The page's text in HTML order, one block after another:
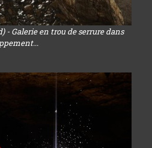
- Galerie en trou de serrure dans